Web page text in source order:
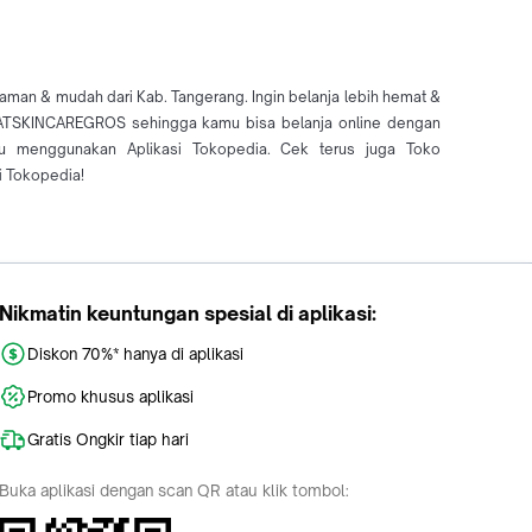
& mudah dari Kab. Tangerang. Ingin belanja lebih hemat &
sehingga kamu bisa belanja online dengan
menggunakan Aplikasi Tokopedia. Cek terus juga Toko
Tokopedia!
Nikmatin keuntungan spesial di aplikasi:
Diskon 70%* hanya di aplikasi
Promo khusus aplikasi
Gratis Ongkir tiap hari
Buka aplikasi dengan scan QR atau klik tombol: